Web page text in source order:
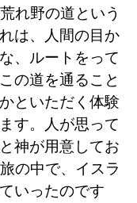
れ野の道という
は、人間の目か
、ルートをって
の道を通ること
といただく体験
す。人が思って
神が用意してお
の中で、イスラ
いったのです